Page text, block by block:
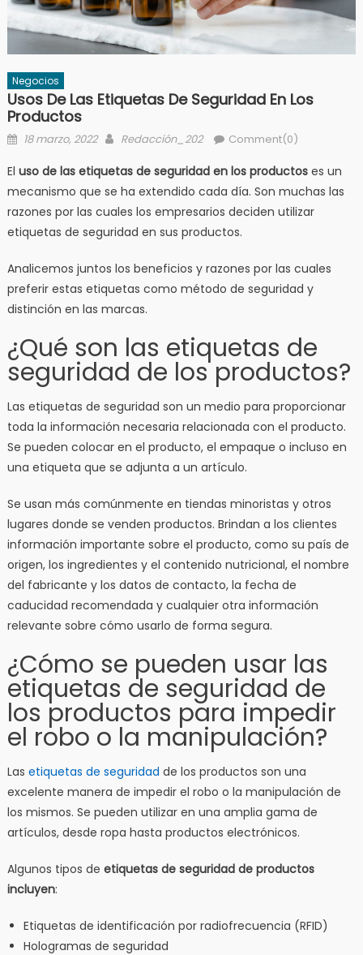
Negocios
Usos De Las Etiquetas De Seguridad En Los
Productos
Posted
18 marzo, 2022 Author
Redacción_202 Comment(0)
El uso de las etiquetas de seguridad en los productoses un
mecanismo que se ha extendido cada día. Son muchas las
razones por las cuales los empresarios deciden utilizar
etiquetas de seguridad en sus productos.
Analicemos juntos los beneficios y razones por las cuales
preferir estas etiquetas como método de seguridad y
distinción en las marcas.
¿Qué son las etiquetas de
seguridad de los productos?
Las etiquetas de seguridad son un medio para proporcionar
toda la información necesaria relacionada con el producto.
Se pueden colocar en el producto, el empaque o incluso en
una etiqueta que se adjunta a un artículo.
Se usan más comúnmente en tiendas minoristas y otros
lugares donde se venden productos. Brindan a los clientes
información importante sobre el producto, como su país de
origen, los ingredientes y el contenido nutricional, el nombre
del fabricante y los datos de contacto, la fecha de
caducidad recomendada y cualquier otra información
relevante sobre cómo usarlo de forma segura.
¿Cómo se pueden usar las
etiquetas de seguridad de
los productos para impedir
el robo o la manipulación?
Las etiquetas de seguridad de los productos son una
excelente manera de impedir el robo o la manipulación de
los mismos. Se pueden utilizar en una amplia gama de
artículos, desde ropa hasta productos electrónicos.
Algunos tipos de etiquetas de seguridad de productos
incluyen:
Etiquetas de identificación por radiofrecuencia (RFID)
Hologramas de seguridad